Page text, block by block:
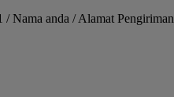
Nama anda / Alamat Pengiriman